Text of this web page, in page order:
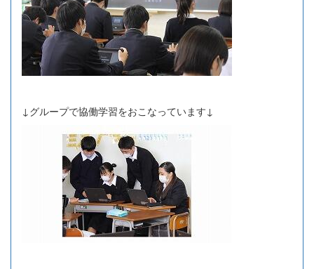
↓グループで協働学習をおこなっています↓